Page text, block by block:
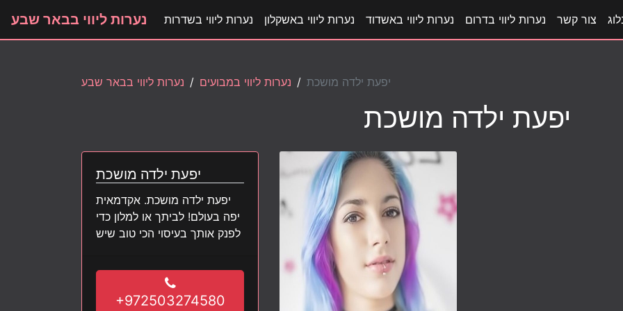
נערות ליווי בבאר שבע נערות ליווי בשדרות נערות ליווי באשקלון נערות ליווי באשדוד נערות ליווי בדרום צור קשר
נערות ליווי בבאר שבע נערות ליווי במבועים יפעת ילדה מושכת
יפעת ילדה מושכת
יפעת ילדה מושכת
יפעת ילדה מושכת. אקדמאית
יפה בעולם! לביתך או למלון כדי
לפנק אותך בעיסוי הכי טוב שיש
+972503274580